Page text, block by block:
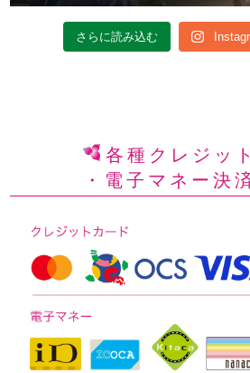
さらに読み込む
各種クレジッ
・電子マネー決